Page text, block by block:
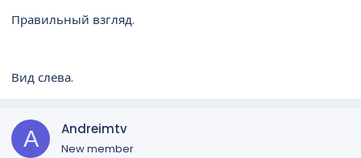
Правильный взгляд.
Вид слева.
A Andreimtv
New member